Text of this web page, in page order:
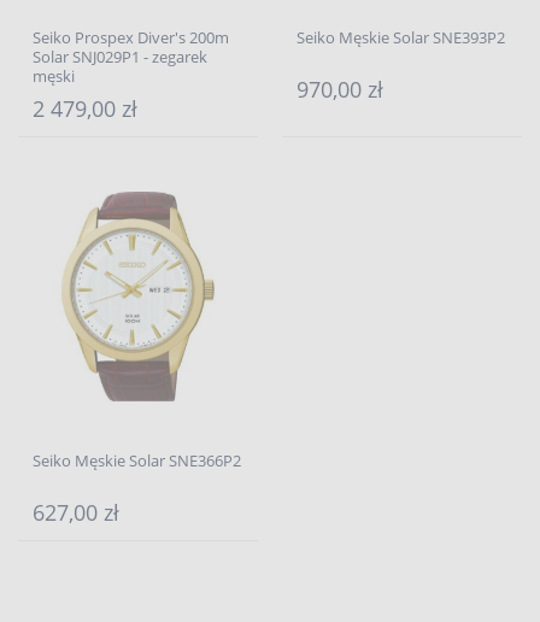
Seiko Prospex Diver's 200m
Solar SNJ029P1 - zegarek
męski
2 479,00 zł
Seiko Męskie Solar SNE393P2
970,00 zł
Seiko Męskie Solar SNE366P2
627,00 zł